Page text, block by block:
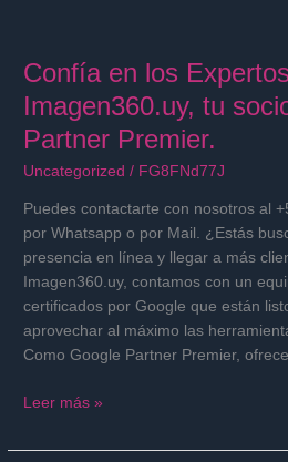
Confía en los
Imagen360.uy, tu
Partner Premier.
Uncategorized / FG8FNd77J
Puedes contactarte con nosotros al
por Whatsapp o por Mail. ¿Estás
presencia en línea y llegar a más
Imagen360.uy, contamos con un
certificados por Google que están
aprovechar al máximo las
Como Google Partner Premier,
los
Expertos
en
Google
de
tu
socio
Google
Partner
Premier.
Leer más »